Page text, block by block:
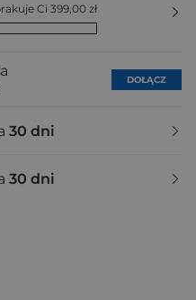
Ci 399,00 zł
DOŁĄCZ
30 dni
30 dni